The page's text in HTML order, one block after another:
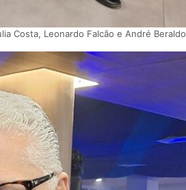
Costa, Leonardo Falcão e André Beraldo